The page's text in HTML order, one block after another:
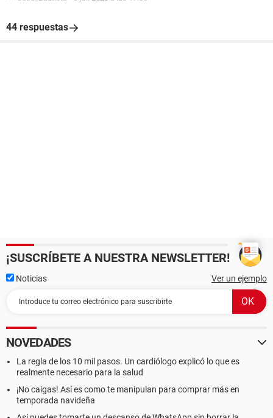
44 respuestas
¡SUSCRÍBETE A NUESTRA NEWSLETTER!
Noticias Ver un ejemplo
NOVEDADES
La regla de los 10 mil pasos. Un cardiólogo explicó lo que es
realmente necesario para la salud
¡No caigas! Así es como te manipulan para comprar más en
temporada navideña